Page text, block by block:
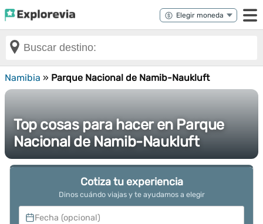
Namibia » Parque Nacional de Namib-Naukluft
Top cosas para hacer en Parque
Nacional de Namib-Naukluft
Cotiza tu experiencia
Dinos cuándo viajas y te ayudamos a elegir
Fecha (opcional)